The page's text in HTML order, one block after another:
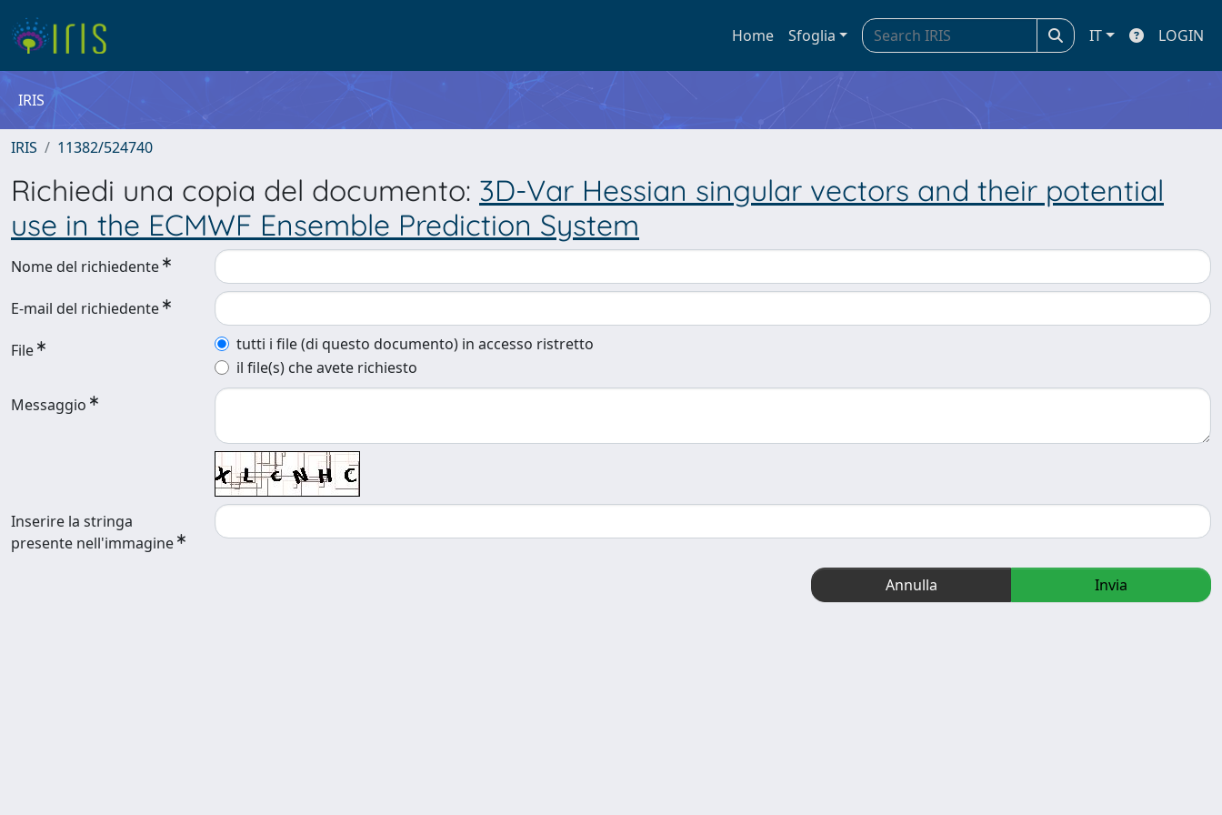
Home Sfoglia IT LOGIN
IRIS
IRIS 11382/524740
Richiedi una copia del documento: 3D-Var Hessian singular vectors and their potential
use in the ECMWF Ensemble Prediction System
Nome del richiedente
E-mail del richiedente
File
tutti i file (di questo documento) in accesso ristretto
il file(s) che avete richiesto
Messaggio
Inserire la stringa
presente nell'immagine
Annulla Invia